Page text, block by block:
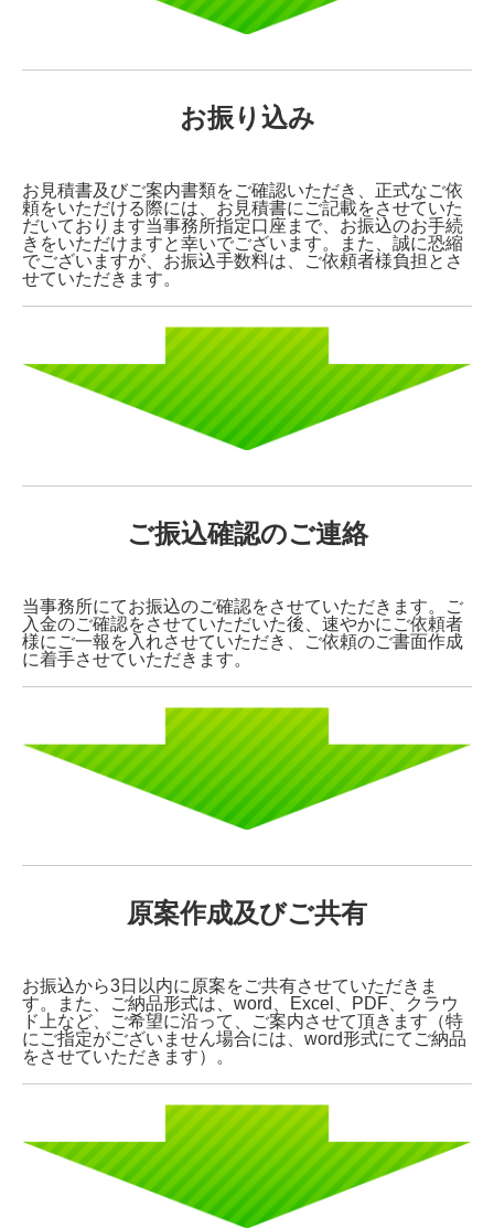
お振り込み
お見積書及びご案内書類をご確認いただき、正式なご依
頼をいただける際には、お見積書にご記載をさせていた
だいております当事務所指定口座まで、お振込のお手続
きをいただけますと幸いでございます。また、誠に恐縮
でございますが、お振込手数料は、ご依頼者様負担とさ
せていただきます。
ご振込確認のご連絡
当事務所にてお振込のご確認をさせていただきます。ご
入金のご確認をさせていただいた後、速やかにご依頼者
様にご一報を入れさせていただき、ご依頼のご書面作成
に着手させていただきます。
原案作成及びご共有
お振込から3日以内に原案をご共有させていただきま
す。また、ご納品形式は、word、Excel、PDF、クラウ
ド上など、ご希望に沿って、ご案内させて頂きます（特
にご指定がございません場合には、word形式にてご納品
をさせていただきます）。